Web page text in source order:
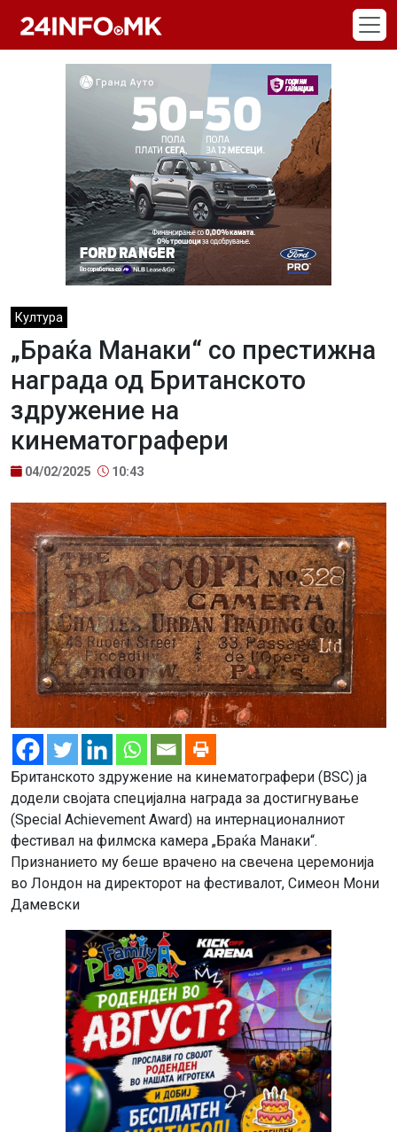
Култура
„Браќа Манаки“ со престижна
награда од Британското
здружение на
кинематографери
04/02/2025 10:43
Британското здружение на кинематографери (BSC) ја
додели својата специјална награда за достигнување
(Special Achievement Award) на интернационалниот
фестивал на филмска камера „Браќа Манаки“.
Признанието му беше врачено на свечена церемонија
во Лондон на директорот на фестивалот, Симеон Мони
Дамевски